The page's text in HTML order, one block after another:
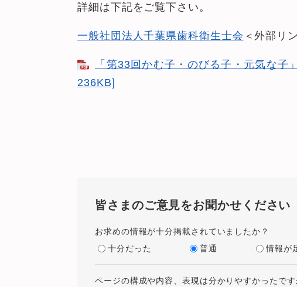
詳細は下記をご覧下さい。
一般社団法人千葉県歯科衛生士会 ＜外部リ
「第33回かむ子・のびる子・元気な
236KB]
皆さまのご意見をお聞かせください
お求めの情報が十分掲載されていましたか？
十分だった
普通 情報が
ページの構成や内容、表現は分かりやすかったです